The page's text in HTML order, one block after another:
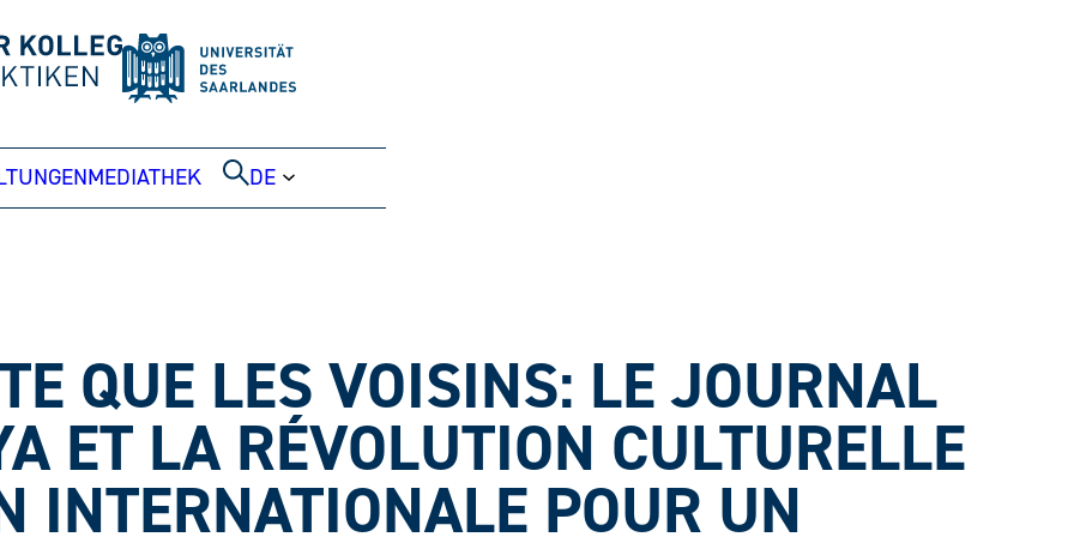
MEDIATHEK DE
QUE LES VOISINS: LE JOURNAL
ET LA RÉVOLUTION CULTURELLE
INTERNATIONALE POUR UN